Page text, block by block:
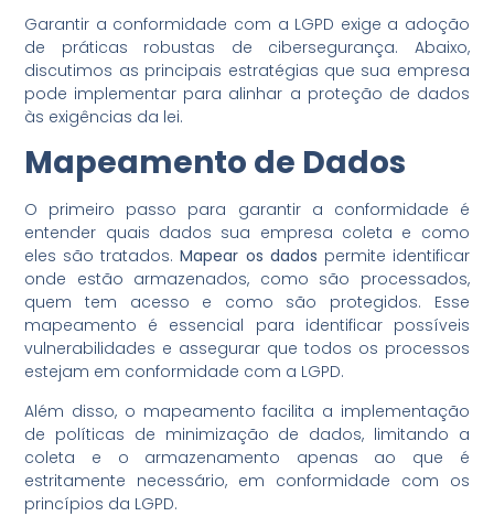
Garantir a conformidade com a LGPD exige a adoção
de práticas robustas de cibersegurança. Abaixo,
discutimos as principais estratégias que sua empresa
pode implementar para alinhar a proteção de dados
às exigências da lei.
Mapeamento de Dados
O primeiro passo para garantir a conformidade é
entender quais dados sua empresa coleta e como
eles são tratados.Mapear os dados permite identificar
onde estão armazenados, como são processados,
quem tem acesso e como são protegidos. Esse
mapeamento é essencial para identificar possíveis
vulnerabilidades e assegurar que todos os processos
estejam em conformidade com a LGPD.
Além disso, o mapeamento facilita a implementação
de políticas de minimização de dados, limitando a
coleta e o armazenamento apenas ao que é
estritamente necessário, em conformidade com os
princípios da LGPD.